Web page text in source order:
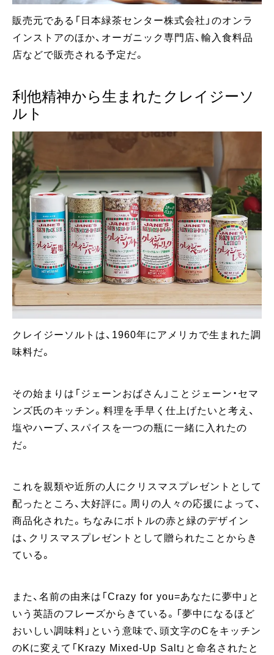
販売元である「日本緑茶センター株式会社」のオンラ
インストアのほか、オーガニック専門店、輸入食料品
店などで販売される予定だ。
利他精神から生まれたクレイジーソ
ルト
クレイジーソルトは、1960年にアメリカで生まれた調
味料だ。
その始まりは「ジェーンおばさん」ことジェーン・セマ
ンズ氏のキッチン。料理を手早く仕上げたいと考え、
塩やハーブ、スパイスを一つの瓶に一緒に入れたの
だ。
これを親類や近所の人にクリスマスプレゼントとして
配ったところ、大好評に。周りの人々の応援によって、
商品化された。ちなみにボトルの赤と緑のデザイン
は、クリスマスプレゼントとして贈られたことからき
ている。
また、名前の由来は「Crazy for you=あなたに夢中」と
いう英語のフレーズからきている。「夢中になるほど
おいしい調味料」という意味で、頭文字のCをキッチン
のKに変えて「Krazy Mixed-Up Salt」と命名されたと